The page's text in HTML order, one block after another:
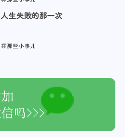
2024-12-04
人生失败的那一次
那些小事儿